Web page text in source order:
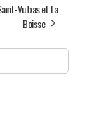
Vulbas et La
Boisse